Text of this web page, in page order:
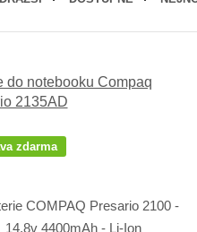
e
d
u
do notebooku Compaq
2135AD
zdarma